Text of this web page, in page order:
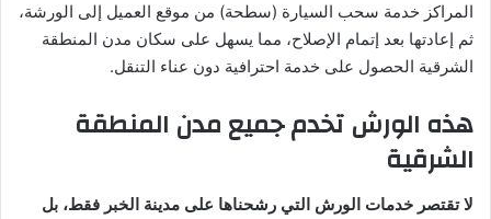
المراكز خدمة سحب السيارة (سطحة) من موقع العميل إلى الورشة،
ثم إعادتها بعد إتمام الإصلاح، مما يسهل على سكان مدن المنطقة
الشرقية الحصول على خدمة احترافية دون عناء التنقل.
هذه الورش تخدم جميع مدن المنطقة
الشرقية
لا تقتصر خدمات الورش التي رشحناها على مدينة الخبر فقط، بل